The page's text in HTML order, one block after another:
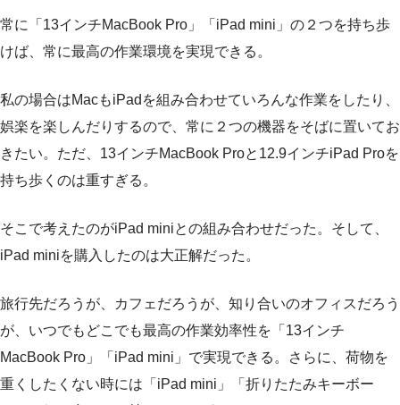
常に「13インチMacBook Pro」「iPad mini」の２つを持ち歩
けば、常に最高の作業環境を実現できる。
私の場合はMacもiPadを組み合わせていろんな作業をしたり、
娯楽を楽しんだりするので、常に２つの機器をそばに置いてお
きたい。ただ、13インチMacBook Proと12.9インチiPad Proを
持ち歩くのは重すぎる。
そこで考えたのがiPad miniとの組み合わせだった。そして、
iPad miniを購入したのは大正解だった。
旅行先だろうが、カフェだろうが、知り合いのオフィスだろう
が、いつでもどこでも最高の作業効率性を「13インチ
MacBook Pro」「iPad mini」で実現できる。さらに、荷物を
重くしたくない時には「iPad mini」「折りたたみキーボー